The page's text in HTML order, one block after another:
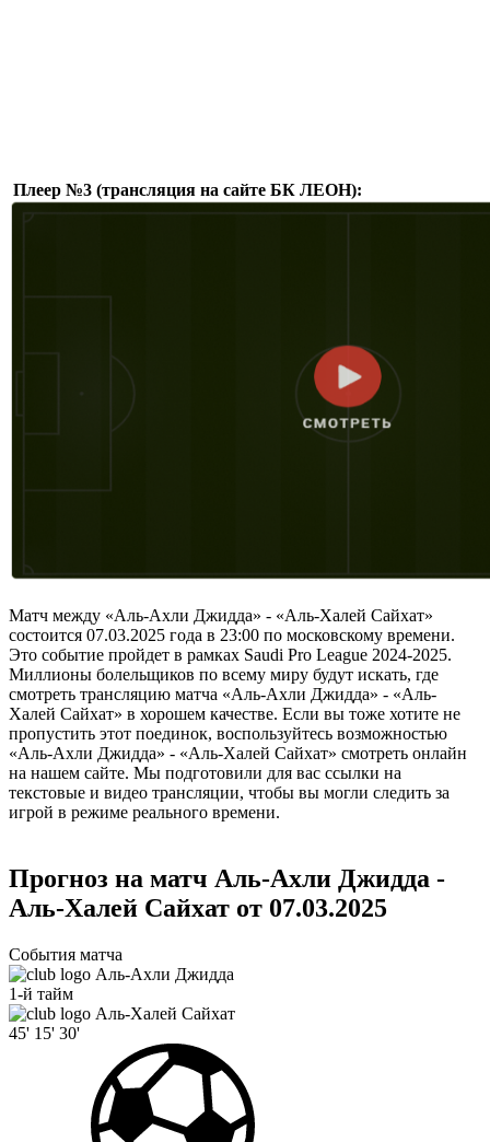
Плеер №3 (трансляция на сайте БК ЛЕОН):
Матч между «Аль-Ахли Джидда» - «Аль-Халей Сайхат»
состоится 07.03.2025 года в 23:00 по московскому времени.
Это событие пройдет в рамках Saudi Pro League 2024-2025.
Миллионы болельщиков по всему миру будут искать, где
смотреть трансляцию матча «Аль-Ахли Джидда» - «Аль-
Халей Сайхат» в хорошем качестве. Если вы тоже хотите не
пропустить этот поединок, воспользуйтесь возможностью
«Аль-Ахли Джидда» - «Аль-Халей Сайхат» смотреть онлайн
на нашем сайте. Мы подготовили для вас ссылки на
текстовые и видео трансляции, чтобы вы могли следить за
игрой в режиме реального времени.
Прогноз на матч Аль-Ахли Джидда -
Аль-Халей Сайхат от 07.03.2025
События матча
Аль-Ахли Джидда
1-й тайм
Аль-Халей Сайхат
45' 15' 30'